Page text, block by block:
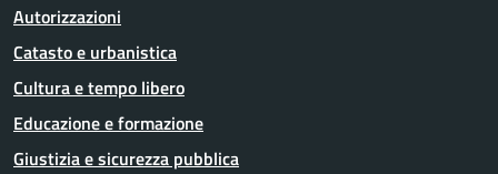
Autorizzazioni
Catasto e urbanistica
Cultura e tempo libero
Educazione e formazione
Giustizia e sicurezza pubblica